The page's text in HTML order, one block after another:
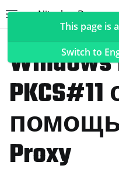
Nitrokey
navigation of NitroPad,
navigation of NitroPhone,
navigation of NextBox
Windows
PKCS#11
Proxy
This page is
Switch to